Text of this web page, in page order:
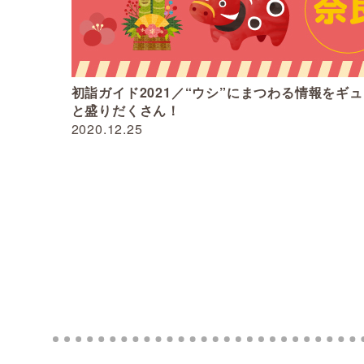
2020.12.25
初詣ガイド2021／“ウシ”にまつわる情報をギ
と盛りだくさん！